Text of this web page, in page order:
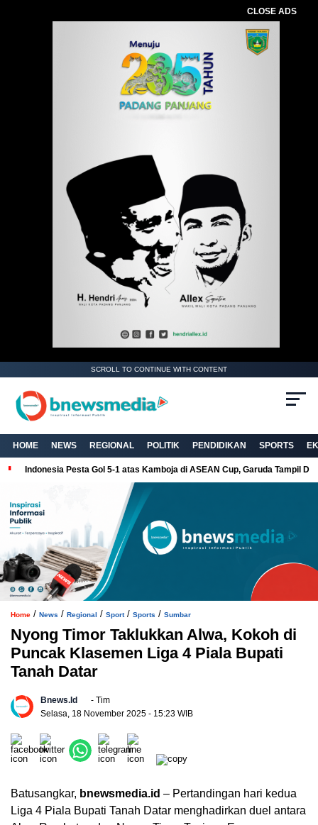
CLOSE ADS
SCROLL TO CONTINUE WITH CONTENT
HOME NEWS REGIONAL POLITIK PENDIDIKAN SPORTS
Indonesia Pesta Gol 5-1 atas Kamboja di ASEAN Cup, Garuda Tampil
Home / News / Regional / Sport/ Sports / Sumbar
Nyong Timor Taklukkan Alwa, Kokoh di
Puncak Klasemen Liga 4 Piala Bupati
Tanah Datar
Bnews.id
- Tim
Selasa, 18 November 2025 - 15:23 WIB
Batusangkar, bnewsmedia.id – Pertandingan hari kedua
Liga 4 Piala Bupati Tanah Datar menghadirkan duel antara
. Ukuran gambar 480px x 600px